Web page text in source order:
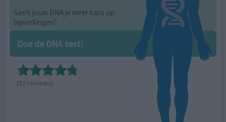
Geeft jouw DNA je meer kans op
bijwerkingen?
Doe de DNA test!
(52 reviews)